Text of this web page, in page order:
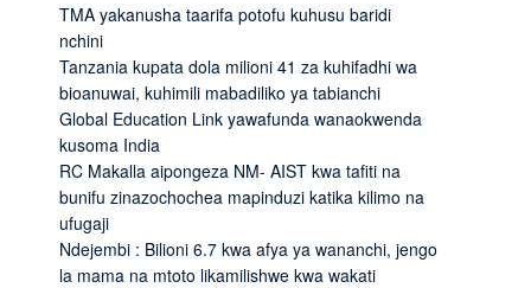
TMA yakanusha taarifa potofu kuhusu baridi
nchini
Tanzania kupata dola milioni 41 za kuhifadhi wa
bioanuwai, kuhimili mabadiliko ya tabianchi
Global Education Link yawafunda wanaokwenda
kusoma India
RC Makalla aipongeza NM- AIST kwa tafiti na
bunifu zinazochochea mapinduzi katika kilimo na
ufugaji
Ndejembi : Bilioni 6.7 kwa afya ya wananchi, jengo
la mama na mtoto likamilishwe kwa wakati